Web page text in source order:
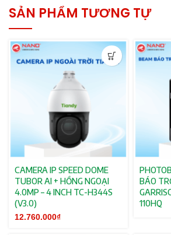
SẢN PHẨM TƯƠNG TỰ
CAMERA IP SPEED DOME
TUBOR AI + HỒNG NGOẠI
4.0MP – 4 INCH TC-H344S
(V3.0)
12.760.000₫
BÁO
110HQ